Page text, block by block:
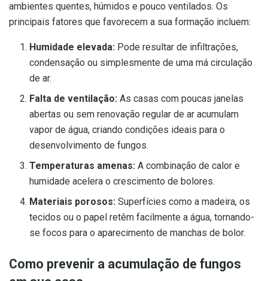
ambientes quentes, húmidos e pouco ventilados. Os
principais fatores que favorecem a sua formação incluem:
Humidade elevada: Pode resultar de infiltrações,
condensação ou simplesmente de uma má circulação
de ar.
Falta de ventilação: As casas com poucas janelas
abertas ou sem renovação regular de ar acumulam
vapor de água, criando condições ideais para o
desenvolvimento de fungos.
Temperaturas amenas: A combinação de calor e
humidade acelera o crescimento de bolores.
Materiais porosos: Superfícies como a madeira, os
tecidos ou o papel retêm facilmente a água, tornando-
se focos para o aparecimento de manchas de bolor.
Como prevenir a acumulação de fungos